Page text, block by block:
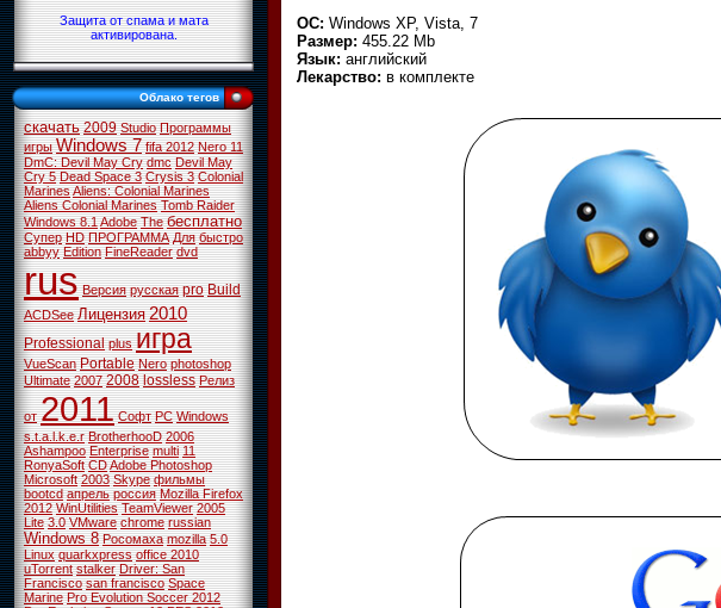
Защита от спама и мата
активирована.
Облако тегов
скачать 2009 Studio Программы
игры Windows 7 fifa 2012 Nero 11
DmC: Devil May Cry dmc Devil May
Cry 5 Dead Space 3 Crysis 3 Colonial
MarinesAliens: Colonial Marines
Aliens Colonial Marines Tomb Raider
Windows 8.1Adobe The бесплатно
Супер HD ПРОГРАММА Для быстро
abbyy Edition FineReader dvd
rus Версия русская pro Build
ACDSee Лицензия 2010
Professional plus игра
VueScan Portable Nero photoshop
Ultimate 2007 2008 lossless Релиз
от 2011 Софт PC Windows
s.t.a.l.k.e.r BrotherhooD 2006
Ashampoo Enterprise multi 11
RonyaSoft CDAdobe Photoshop
Microsoft 2003 Skype фильмы
bootcd апрель россия Mozilla Firefox
2012 WinUtilities TeamViewer 2005
Lite 3.0 VMware chrome russian
Windows 8 Росомаха mozilla 5.0
Linux quarkxpress office 2010
uTorrent stalker Driver: San
Francisco san francisco Space
Marine Pro Evolution Soccer 2012
ОС: Windows XP, Vista, 7
Размер: 455.22 Mb
Язык: английский
Лекарство: в комплекте